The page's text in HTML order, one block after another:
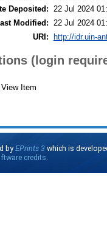
Deposited:
22 Jul 2024
Modified:
22 Jul 2024
URI: http://idr.uin-
(login
View Item
byEPrints 3 which is
credits.